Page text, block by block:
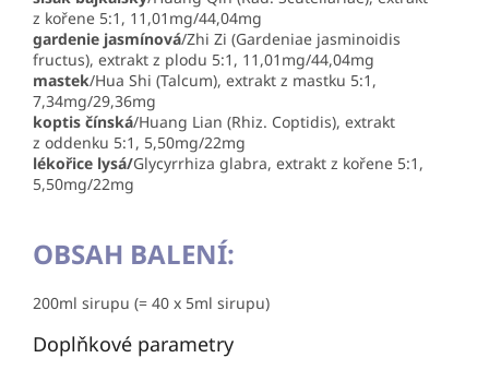
z kořene 5:1, 11,01mg/44,04mg
gardenie jasmínová/Zhi Zi (Gardeniae jasminoidis
fructus), extrakt z plodu 5:1, 11,01mg/44,04mg
mastek/Hua Shi (Talcum), extrakt z mastku 5:1,
7,34mg/29,36mg
koptis čínská/Huang Lian (Rhiz. Coptidis), extrakt
z oddenku 5:1, 5,50mg/22mg
lékořice lysá/Glycyrrhiza glabra, extrakt z kořene 5:1,
5,50mg/22mg
OBSAH BALENÍ:
200ml sirupu (= 40 x 5ml sirupu)
Doplňkové parametry